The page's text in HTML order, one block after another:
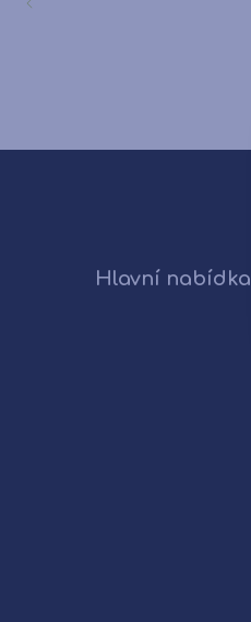
Hlavní nabídka